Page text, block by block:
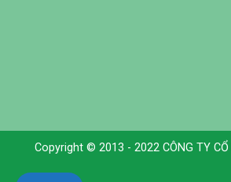
Copyright © 2013 - 2022 CÔNG TY CỔ